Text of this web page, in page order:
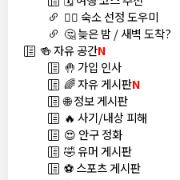
🏊‍♀️ 숙소 선정 도우미
🤔 늦은 밤 / 새벽 도착?
🍻 자유 공간N
🤚 가입 인사
🌈 자유 게시판N
🌐 정보 게시판
🔥 사기/내상 피해
😍 안구 정화
🤣 유머 게시판
⚽ 스포츠 게시판